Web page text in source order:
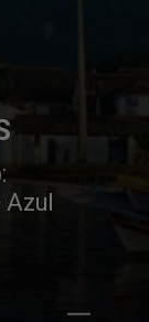
Azul